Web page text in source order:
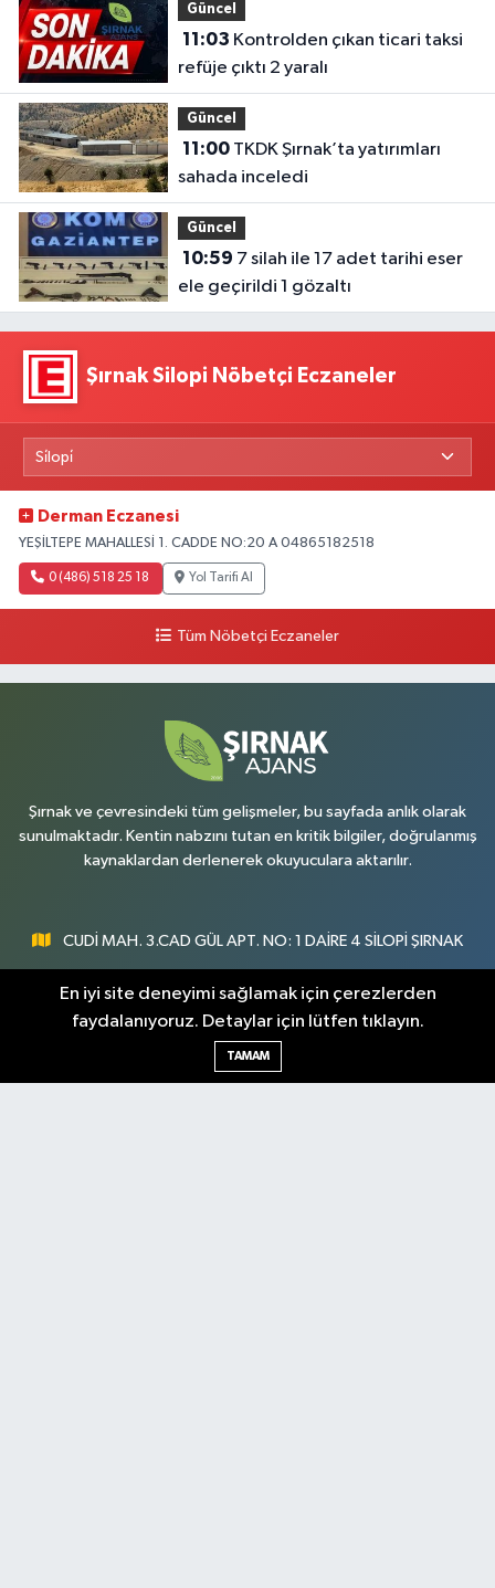
Güncel
11:03
refüje çıktı 2 yaralı
Güncel
11:00TKDK Şırnak’ta yatırımları
sahada inceledi
Güncel
10:59
ele geçirildi 1 gözaltı
Şırnak Silopi Nöbetçi Eczaneler
Derman Eczanesi
YEŞİLTEPE MAHALLESİ 1. CADDE NO:20 A 04865182518
0 (486) 518 25 18 Yol Tarifi Al
Tüm Nöbetçi Eczaneler
Şırnak ve çevresindeki tüm gelişmeler, bu sayfada anlık olarak
sunulmaktadır. Kentin nabzını tutan en kritik bilgiler, doğrulanmış
kaynaklardan derlenerek okuyuculara aktarılır.
CUDİ MAH. 3.CAD GÜL APT. NO: 1 DAİRE 4 SİLOPİ ŞIRNAK
0547 300 73 73
[email protected]
En iyi site deneyimi sağlamak için çerezlerden
faydalanıyoruz. Detaylar için lütfen tıklayın.
TAMAM